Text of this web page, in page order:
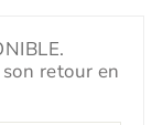
retour en